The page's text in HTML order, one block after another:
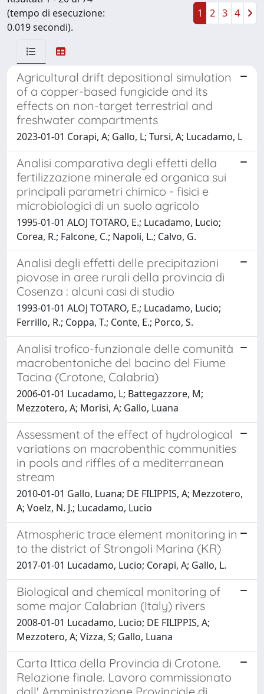
(tempo di esecuzione:
0.019 secondi).
1 2 3 4
Agricultural drift depositional simulation
of a copper-based fungicide and its
effects on non-target terrestrial and
freshwater compartments
2023-01-01 Corapi, A; Gallo, L; Tursi, A; Lucadamo, L
Analisi comparativa degli effetti della
fertilizzazione minerale ed organica sui
principali parametri chimico - fisici e
microbiologici di un suolo agricolo
1995-01-01 ALOJ TOTARO, E.; Lucadamo, Lucio;
Corea, R.; Falcone, C.; Napoli, L.; Calvo, G.
Analisi degli effetti delle precipitazioni
piovose in aree rurali della provincia di
Cosenza : alcuni casi di studio
1993-01-01 ALOJ TOTARO, E.; Lucadamo, Lucio;
Ferrillo, R.; Coppa, T.; Conte, E.; Porco, S.
Analisi trofico-funzionale delle comunità
macrobentoniche del bacino del Fiume
Tacina (Crotone, Calabria)
2006-01-01 Lucadamo, L; Battegazzore, M;
Mezzotero, A; Morisi, A; Gallo, Luana
Assessment of the effect of hydrological
variations on macrobenthic communities
in pools and riffles of a mediterranean
stream
2010-01-01 Gallo, Luana; DE FILIPPIS, A; Mezzotero,
A; Voelz, N. J.; Lucadamo, Lucio
Atmospheric trace element monitoring in
to the district of Strongoli Marina (KR)
2017-01-01 Lucadamo, Lucio; Corapi, A; Gallo, L.
Biological and chemical monitoring of
some major Calabrian (Italy) rivers
2008-01-01 Lucadamo, Lucio; DE FILIPPIS, A;
Mezzotero, A; Vizza, S; Gallo, Luana
Carta Ittica della Provincia di Crotone.
Relazione finale. Lavoro commissionato